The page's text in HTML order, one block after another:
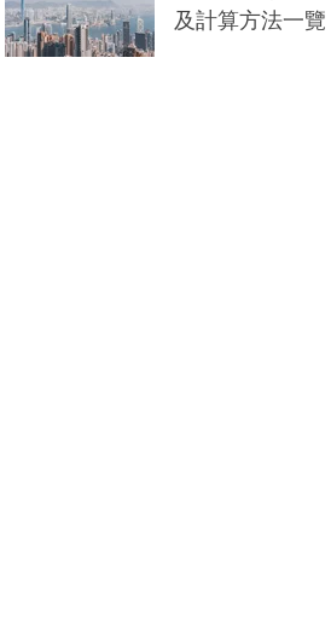
及計算方法一覽